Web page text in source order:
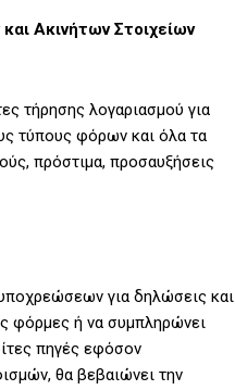
Ακινήτων Στοιχείων
τήρησης λογαριασμού για
τύπους φόρων και όλα τα
πρόστιμα, προσαυξήσεις
για δηλώσεις και
φόρμες ή να συμπληρώνει
πηγές εφόσον
θα βεβαιώνει την